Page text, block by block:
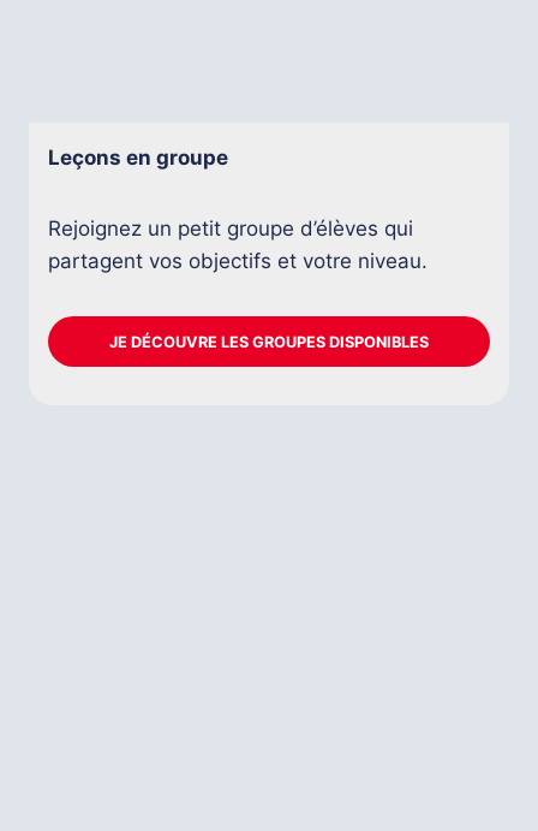
Leçons en groupe
Rejoignez un petit groupe d’élèves qui
partagent vos objectifs et votre niveau.
JE DÉCOUVRE LES GROUPES DISPONIBLES